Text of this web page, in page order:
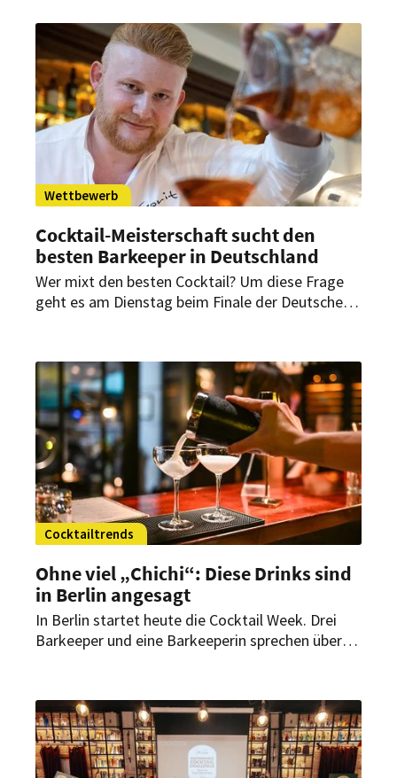
auszeichnen. Dieses Jahr gibt es dabei ein
vorgegebenes Thema.
Wettbewerb
Cocktail-Meisterschaft sucht den
besten Barkeeper in Deutschland
Wer mixt den besten Cocktail? Um diese Frage
geht es am Dienstag beim Finale der Deutschen
Kreationen überzeugen. Allerdings: Um zu
gewinnen, müssen die Teilnehmer mit mehr als
nur dem Geschmack überzeugen.
Cocktailtrends
Ohne viel „Chichi“: Diese Drinks sind
in Berlin angesagt
In Berlin startet heute die Cocktail Week. Drei
Barkeeper und eine Barkeeperin sprechen über